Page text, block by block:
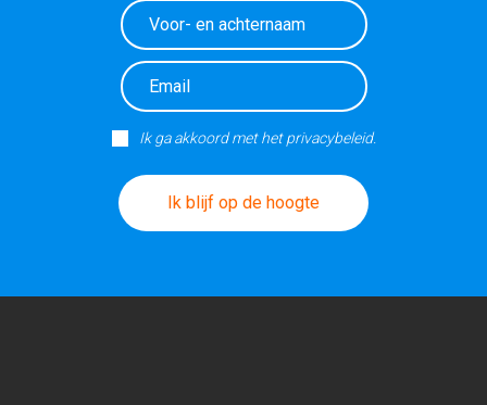
Ik ga akkoord met het privacybeleid.
Ik blijf op de hoogte